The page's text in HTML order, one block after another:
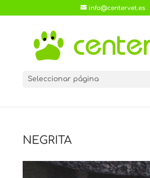
info@centervet.es
Seleccionar página
NEGRITA